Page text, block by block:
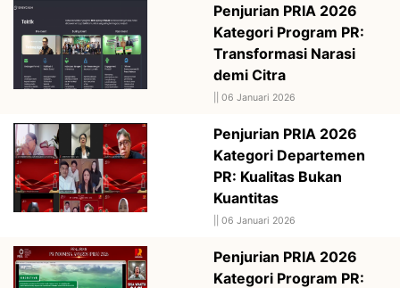
Penjurian PRIA 2026
Kategori Program PR:
Transformasi Narasi
demi Citra
06 Januari 2026
Penjurian PRIA 2026
Kategori Departemen
PR: Kualitas Bukan
Kuantitas
06 Januari 2026
Penjurian PRIA 2026
Kategori Program PR: